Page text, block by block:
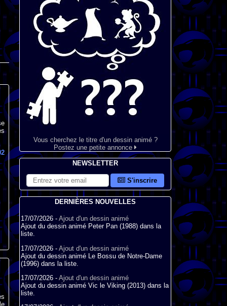
Vous cherchez le titre d'un dessin animé ?
Postez une petite annonce
NEWSLETTER
S'inscrire
DERNIÈRES NOUVELLES
17/07/2026 - Ajout d'un dessin animé
Ajout du dessin animé Peter Pan (1988) dans la
liste.
17/07/2026 - Ajout d'un dessin animé
Ajout du dessin animé Le Bossu de Notre-Dame
(1996) dans la liste.
17/07/2026 - Ajout d'un dessin animé
Ajout du dessin animé Vic le Viking (2013) dans la
liste.